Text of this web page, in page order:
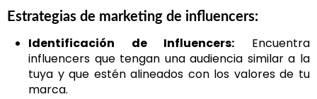
Estrategias de marketing de influencers:
Identificación de Influencers: Encuentra
influencers que tengan una audiencia similar a la
tuya y que estén alineados con los valores de tu
marca.